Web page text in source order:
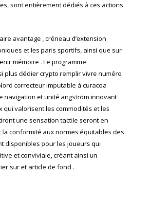
sont entièrement dédiés à ces actions.
avantage , créneau d’extension
et les paris sportifs, ainsi que sur
mémoire . Le programme
plus dédier crypto remplir vivre numéro
correcteur imputable à curacoa
navigation et unité angström innovant
qui valorisent les commodités et les
une sensation tactile seront en
conformité aux normes équitables des
disponibles pour les joueurs qui
et conviviale, créant ainsi un
sur et article de fond .